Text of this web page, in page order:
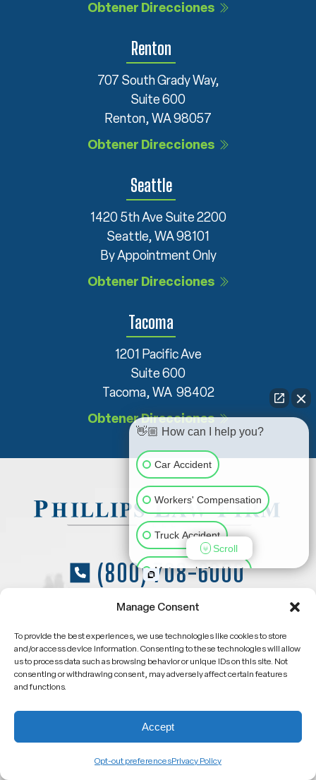
Manage Consent
To provide the best experiences, we use technologies like cookies to store
and/or access device information. Consenting to these technologies will allow
us to process data such as browsing behavior or unique IDs on this site. Not
consenting or withdrawing consent, may adversely affect certain features
and functions.
Accept
Opt-out preferencesPrivacy Policy
Obtener Direcciones
Renton
707 South Grady Way,
Suite 600
Renton, WA 98057
Obtener Direcciones
Seattle
1420 5th Ave Suite 2200
Seattle, WA 98101
By Appointment Only
Obtener Direcciones
Tacoma
1201 Pacific Ave
Suite 600
Tacoma, WA 98402
Obtener Direcciones
(800) 708-6000
Acerca De
👋🏼 How can I help you?
Car Accident
Workers' Compensation
Truck Accident
Motorcycle Accident
Slip & Fall
Medical Malpractice
Other Injuries
Scroll